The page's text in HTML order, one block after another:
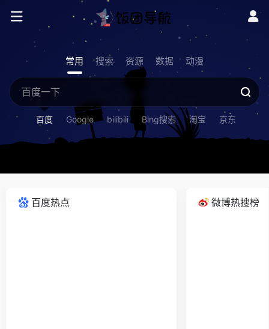
常用 搜索 资源 数据 动漫
百度 Google bilibili Bing搜索 淘宝 京东
百度热点 微博热搜榜